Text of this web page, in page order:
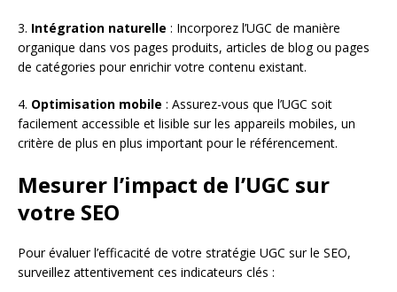
3. Intégration naturelle : Incorporez l’UGC de manière
organique dans vos pages produits, articles de blog ou pages
de catégories pour enrichir votre contenu existant.
4. Optimisation mobile : Assurez-vous que l’UGC soit
facilement accessible et lisible sur les appareils mobiles, un
critère de plus en plus important pour le référencement.
Mesurer l’impact de l’UGC sur
votre SEO
Pour évaluer l’efficacité de votre stratégie UGC sur le SEO,
surveillez attentivement ces indicateurs clés :